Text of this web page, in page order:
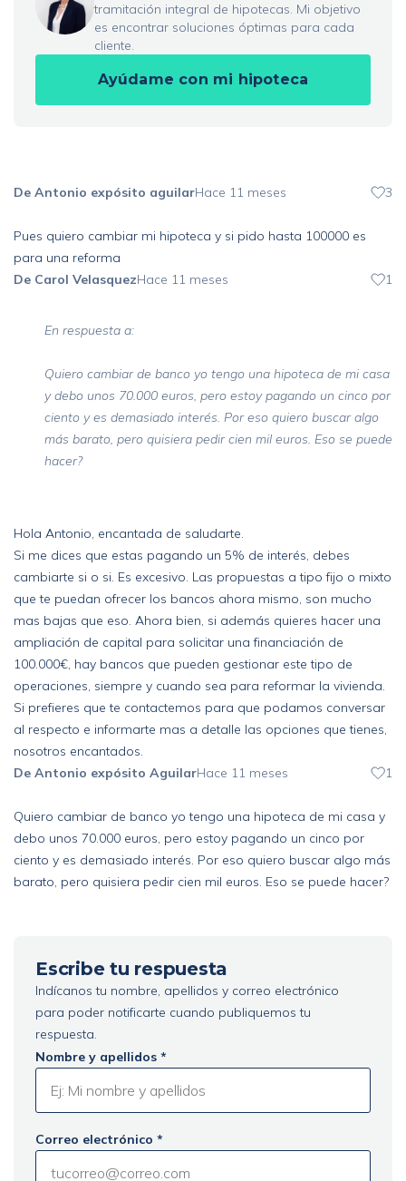
tramitación integral de hipotecas. Mi objetivo
es encontrar soluciones óptimas para cada
cliente.
Ayúdame con mi hipoteca
De Antonio expósito aguilarHace 11 meses 3
Pues quiero cambiar mi hipoteca y si pido hasta 100000 es
para una reforma
De Carol VelasquezHace 11 meses 1
En respuesta a:
Quiero cambiar de banco yo tengo una hipoteca de mi casa
y debo unos 70.000 euros, pero estoy pagando un cinco por
ciento y es demasiado interés. Por eso quiero buscar algo
más barato, pero quisiera pedir cien mil euros. Eso se puede
hacer?
Hola Antonio, encantada de saludarte.
Si me dices que estas pagando un 5% de interés, debes
cambiarte si o si. Es excesivo. Las propuestas a tipo fijo o mixto
que te puedan ofrecer los bancos ahora mismo, son mucho
mas bajas que eso. Ahora bien, si además quieres hacer una
ampliación de capital para solicitar una financiación de
100.000€, hay bancos que pueden gestionar este tipo de
operaciones, siempre y cuando sea para reformar la vivienda.
Si prefieres que te contactemos para que podamos conversar
al respecto e informarte mas a detalle las opciones que tienes,
nosotros encantados.
De Antonio expósito AguilarHace 11 meses 1
Quiero cambiar de banco yo tengo una hipoteca de mi casa y
debo unos 70.000 euros, pero estoy pagando un cinco por
ciento y es demasiado interés. Por eso quiero buscar algo más
barato, pero quisiera pedir cien mil euros. Eso se puede hacer?
Escribe tu respuesta
Indícanos tu nombre, apellidos y correo electrónico
para poder notificarte cuando publiquemos tu
respuesta.
Nombre y apellidos *
Correo electrónico *